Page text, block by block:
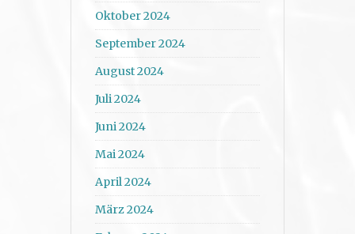
Oktober 2024
September 2024
August 2024
Juli 2024
Juni 2024
Mai 2024
April 2024
März 2024